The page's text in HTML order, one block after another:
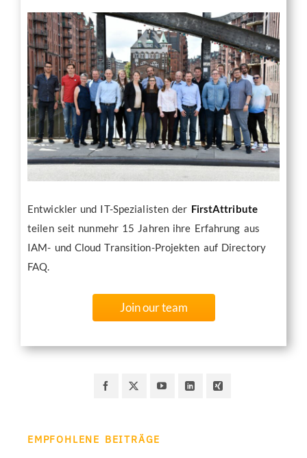
Entwickler und IT-Spezialisten der FirstAttribute
teilen seit nunmehr 15 Jahren ihre Erfahrung aus
IAM- und Cloud Transition-Projekten auf Directory
FAQ.
Join our team
EMPFOHLENE BEITRÄGE